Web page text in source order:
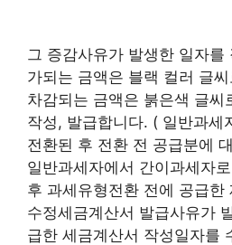
그 증감사유가 발생한 일자를
가되는 금액은 블랙 컬러 글
차감되는 금액은 붉은색 글씨
작성, 발급합니다. ( 일반과세
전환된 후 전환 전 공급분에
일반과세자에서 간이과세자
후 과세유형전환 전에 공급한
수정세금계산서 발급사유가
급한 세금계산서 작성일자를